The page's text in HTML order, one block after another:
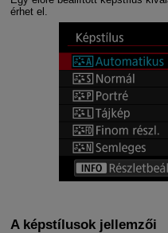
érhet el.
A képstílusok jellemzői